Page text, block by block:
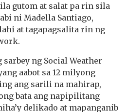
gutom at salat pa rin sila
ni Madella Santiago,
at tagapagsalita rin ng
ng Social Weather
aabot sa 12 milyong
ang sarili na mahirap,
bata ang napipilitang
delikado at mapanganib